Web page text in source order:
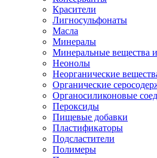
Красители
Лигносульфонаты
Масла
Минералы
Минеральные вещества
Неонолы
Неорганические
Органические
Органосиликоновые
Пероксиды
Пищевые добавки
Пластификаторы
Подсластители
Полимеры